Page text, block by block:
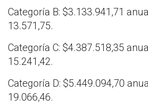
Categoría B: $3.133.941,71
13.571,75.
Categoría C: $4.387.518,35
15.241,42.
Categoría D: $5.449.094,70
19.066,46.